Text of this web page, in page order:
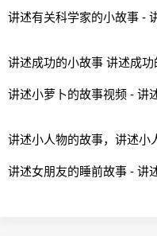
讲述有关科学家的小故事 -
讲述成功的小故事 讲述成
讲述小萝卜的故事视频 - 讲
讲述小人物的故事，讲述小
讲述女朋友的睡前故事 - 讲